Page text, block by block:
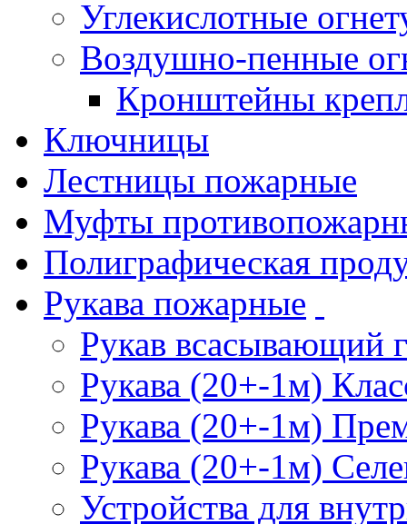
Углекислотные
Воздушно-пенные
Кронштейны
Ключницы
Лестницы пожарные
Муфты
Полиграфическая
Рукава пожарные
Рукав всасывающий
Рукава (20+-1м)
Рукава (20+-1м)
Рукава (20+-1м)
Устройства для